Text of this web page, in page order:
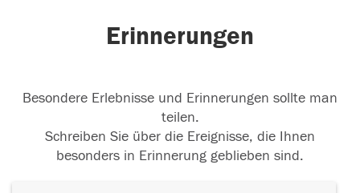
Erinnerungen
Besondere Erlebnisse und Erinnerungen sollte man
teilen.
Schreiben Sie über die Ereignisse, die Ihnen
besonders in Erinnerung geblieben sind.